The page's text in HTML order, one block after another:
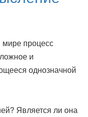
процесс
и
однозначной
Является ли она